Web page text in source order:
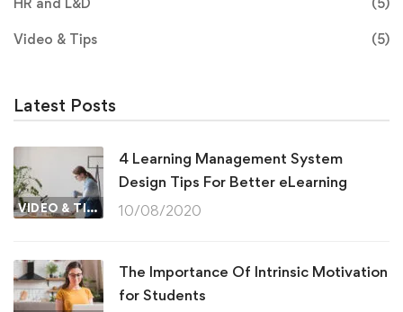
Video & Tips (5)
Latest Posts
VIDEO & TIPS
4 Learning Management System
Design Tips For Better eLearning
10/08/2020
The Importance Of Intrinsic Motivation
for Students